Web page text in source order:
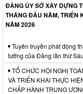
ĐẢNG ỦY SỞ XÂY DỰNG
THÁNG ĐẦU NĂM, TRIỂN
NĂM 2026
Tuyên truyền phát động
tưởng của Đảng lần thứ
TỔ CHỨC HỘI NGHỊ
VÀ TRIỂN KHAI THỰC
CHẤP HÀNH TRUNG